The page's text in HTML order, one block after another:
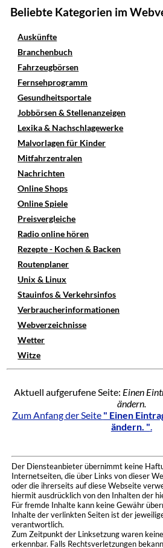
Beliebte Kategorien im
Auskünfte
Branchenbuch
Fahrzeugbörsen
Fernsehprogramm
Gesundheitsportale
Jobbörsen & Stellenanzeigen
Lexika & Nachschlagewerke
Malvorlagen für Kinder
Mitfahrzentralen
Nachrichten
Online Shops
Online Spiele
Preisvergleiche
Radio online hören
Rezepte - Kochen & Backen
Routenplaner
Unix & Linux
Stauinfos & Verkehrsinfos
Verbraucherinformationen
Webverzeichnisse
Wetter
Witze
Aktuell aufgerufene Seite: Einen
ändern.
Zum Anfang der Seite " Einen
ändern. ".
Der Diensteanbieter übernimmt keine
Internetseiten, die über Links von dieser
oder die ihrerseits auf diese Webseite
hiermit ausdrücklich von den Inhalten der
Für fremde Inhalte kann keine Gewähr
Inhalte der verlinkten Seiten ist der
verantwortlich.
Zum Zeitpunkt der Linksetzung waren
erkennbar. Falls Rechtsverletzungen